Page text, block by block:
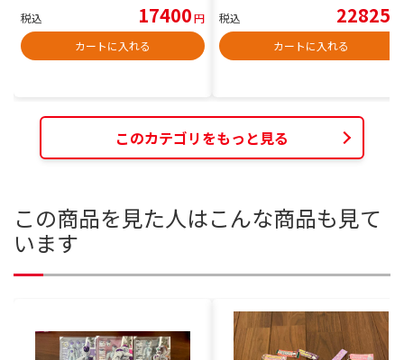
税込 17400円
カートに入れる
税込 22825
カートに入れる
このカテゴリをもっと見る
この商品を見た人はこんな商品も見て
います